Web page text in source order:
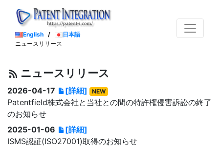
English /
日本語
ニュースリリース
ニュースリリース
2026-04-17 [詳細] NEW
Patentfield株式会社と当社との間の特許権侵害訴訟の終了
のお知らせ
2025-01-06
[詳細]
ISMS認証(ISO27001)取得のお知らせ